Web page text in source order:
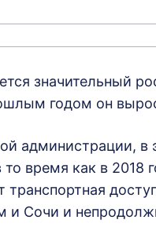
значительный
годом он
администрации, в
время как в 2018
транспортная
Сочи и